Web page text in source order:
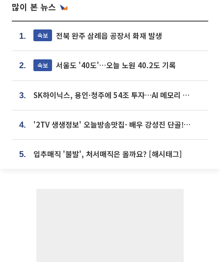
많이 본 뉴스
1. 속보 전북 완주 삼례읍 공장서 화재 발생
2. 속보 서울도 '40도'…오늘 노원 40.2도 기록
3. SK하이닉스, 용인·청주에 54조 투자…AI 메모리 생산기지 키운다
4. '2TV 생생정보' 오늘방송맛집- 배우 강성진 단골! 쌀국수ㆍ푸팟퐁 커리 맛집 '블○○○'
5. 입추매직 '불발', 처서매직은 올까요? [해시태그]